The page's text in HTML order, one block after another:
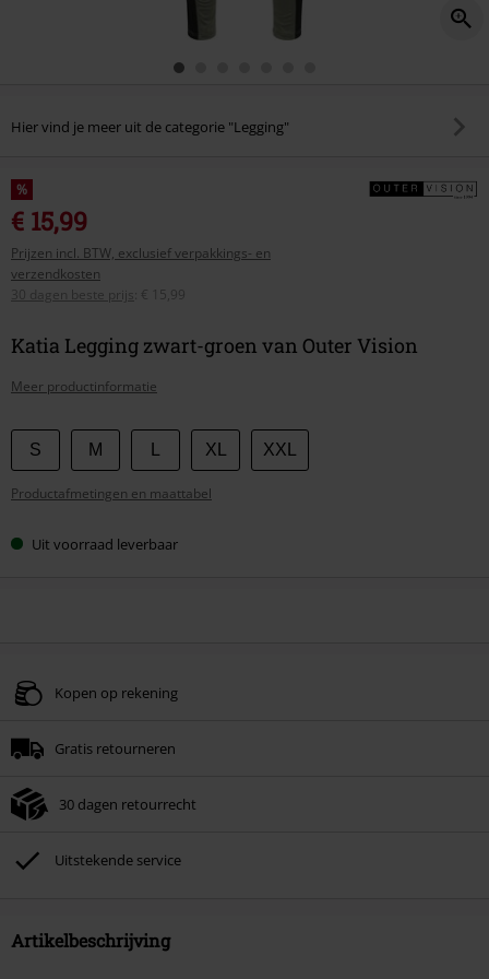
Hier vind je meer uit de categorie "Legging"
%
€ 15,99
Prijzen incl. BTW, exclusief verpakkings- en
verzendkosten
30 dagen beste prijs
€ 15,99
Katia Legging zwart-groen van Outer Vision
Meer productinformatie
Kies
je
maat
S M XL XXL
Productafmetingen en maattabel
Uit voorraad leverbaar
Kopen op rekening
Gratis retourneren
30 dagen retourrecht
Uitstekende service
Artikelbeschrijving